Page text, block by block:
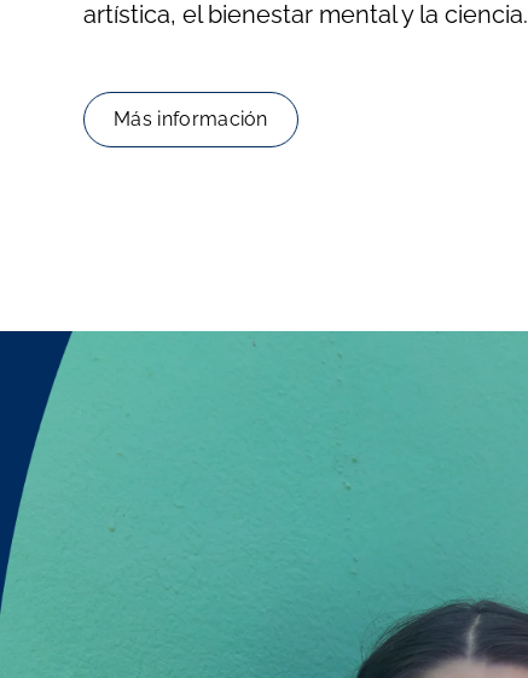
artística, el bienestar mental y la ciencia.
Más información